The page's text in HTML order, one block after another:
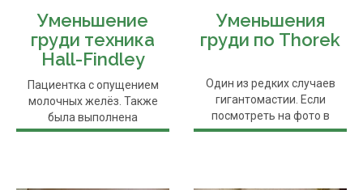
Уменьшение
груди техника
Hall-Findley
Пациентка с опущением
молочных желёз. Также
была выполнена
редукционная ...
Уменьшения
груди по Thorek
Один из редких случаев
гигантомастии. Если
посмотреть на фото в
пропорциях к телу,...